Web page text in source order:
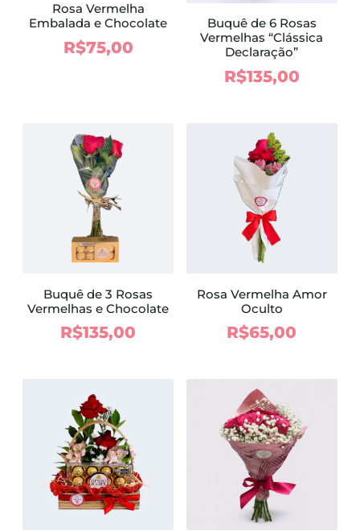
Rosa Vermelha
Embalada e Chocolate
R$75,00
Buquê de 6 Rosas
Vermelhas “Clássica
Declaração”
R$135,00
Buquê de 3 Rosas
Vermelhas e Chocolate
R$135,00
Rosa Vermelha Amor
Oculto
R$65,00